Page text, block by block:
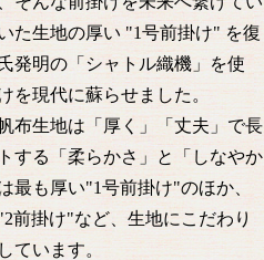
た生地の厚い "1号前掛け" を復
発明の「シャトル織機」を使
を現代に蘇らせました。
布生地は「厚く」「丈夫」で長
する「柔らかさ」と「しなやか
最も厚い"1号前掛け"のほか、
前掛け"など、生地にこだわり
ています。